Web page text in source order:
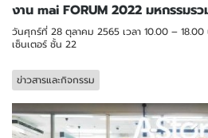
งาน mai FORUM 2022 มหกรรม
วันศุกร์ที่ 28 ตุลาคม 2565 เวลา 10.00 –
เซ็นเตอร์ ชั้น 22
ข่าวสารและกิจกรรม